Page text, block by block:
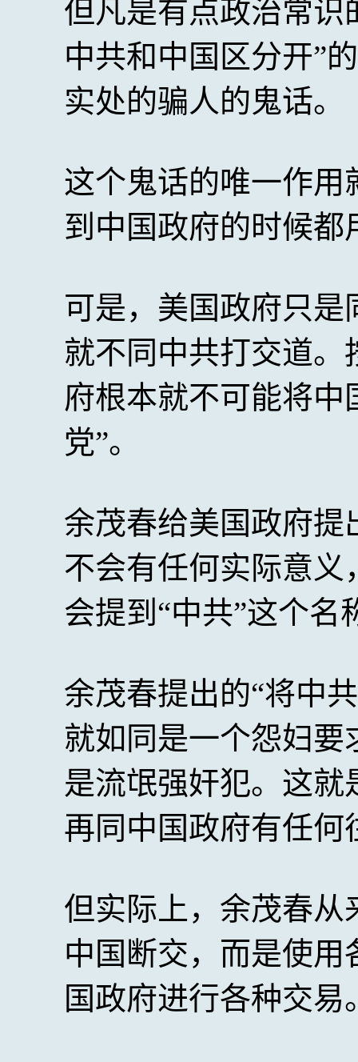
但凡是有点政治常识
中共和中国区分开”
实处的骗人的鬼话。
这个鬼话的唯一作
到中国政府的时候都
可是，美国政府只
就不同中共打交道
府根本就不可能将中
党”。
余茂春给美国政府
不会有任何实际意
会提到“中共”这个名
余茂春提出的“将中
就如同是一个怨妇
是流氓强奸犯。这
再同中国政府有任何
但实际上，余茂春
中国断交，而是使
国政府进行各种交易